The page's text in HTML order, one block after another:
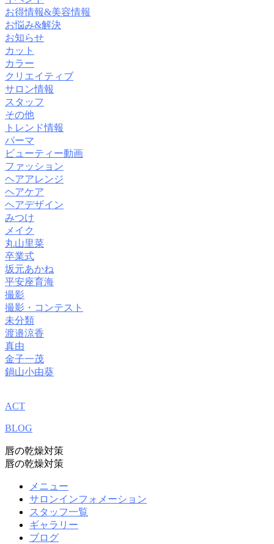
お得情報&美容情報
お悩み&解決
お知らせ
カット
カラー
クリエイティブ
サロン情報
スタッフ
その他
トレンド情報
パーマ
ビューティー動画
ファッション
ヘアアレンジ
ヘアケア
ヘアデザイン
みつけ
メイク
丸山里菜
卒業式
坂元あかね
平安座育海
撮影
撮影・コンテスト
未分類
渡邉涼香
真由
金子一茂
鍋山小由葵
ACT
BLOG
唇の乾燥対策
唇の乾燥対策
メニュー
サロンインフォメーション
スタッフ一覧
ギャラリー
ブログ